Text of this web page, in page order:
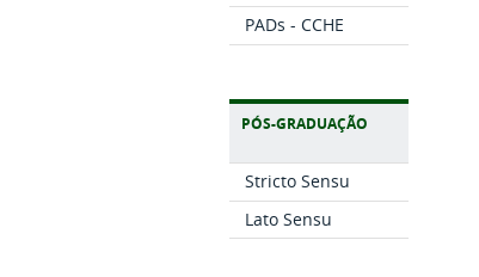
PADs - CCHE
PÓS-GRADUAÇÃO
Stricto Sensu
Lato Sensu